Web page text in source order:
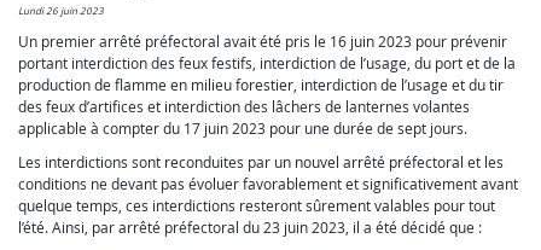
lundi 26 juin 2023
Un premier arrêté préfectoral avait été pris le 16 juin 2023 pour prévenir
portant interdiction des feux festifs, interdiction de l’usage, du port et de la
production de flamme en milieu forestier, interdiction de l’usage et du tir
des feux d’artifices et interdiction des lâchers de lanternes volantes
applicable à compter du 17 juin 2023 pour une durée de sept jours.
Les interdictions sont reconduites par un nouvel arrêté préfectoral et les
conditions ne devant pas évoluer favorablement et significativement avant
quelque temps, ces interdictions resteront sûrement valables pour tout
l’été. Ainsi, par arrêté préfectoral du 23 juin 2023, il a été décidé que :